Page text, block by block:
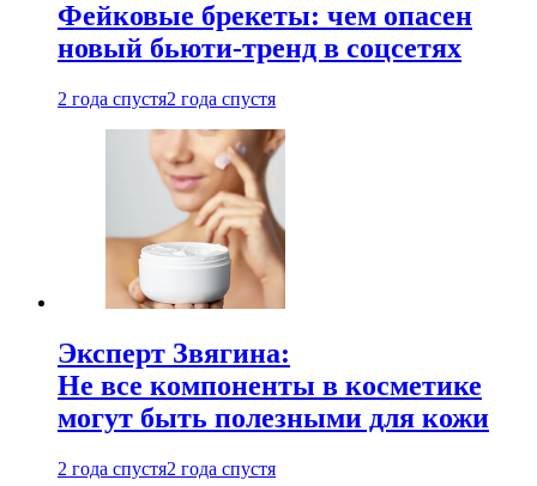
Фейковые брекеты: чем опасен
новый бьюти-тренд в соцсетях
2 года спустя2 года спустя
Эксперт Звягина:
Не все компоненты в косметике
могут быть полезными для кожи
2 года спустя2 года спустя